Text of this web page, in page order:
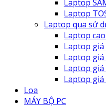
Laptop
Laptop
Laptop qua sử
Laptop
Laptop
Laptop
Laptop
Laptop
Loa
MÁY BỘ PC